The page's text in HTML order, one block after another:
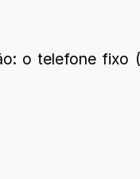
o telefone